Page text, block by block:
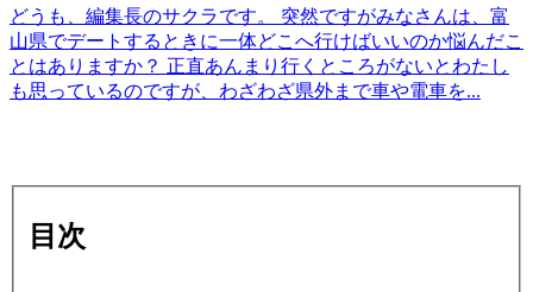
どうも、編集長のサクラです。 突然ですがみなさんは、富
山県でデートするときに一体どこへ行けばいいのか悩んだこ
とはありますか？ 正直あんまり行くところがないとわたし
も思っているのですが、わざわざ県外まで車や電車を...
目次